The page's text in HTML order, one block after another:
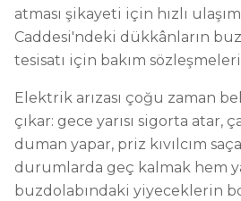
atması şikayeti için hızlı
Caddesi'ndeki dükkânların
tesisatı için bakım
Elektrik arızası çoğu zaman
çıkar: gece yarısı sigorta atar,
duman yapar, priz kıvılcım
durumlarda geç kalmak hem
buzdolabındaki yiyeceklerin